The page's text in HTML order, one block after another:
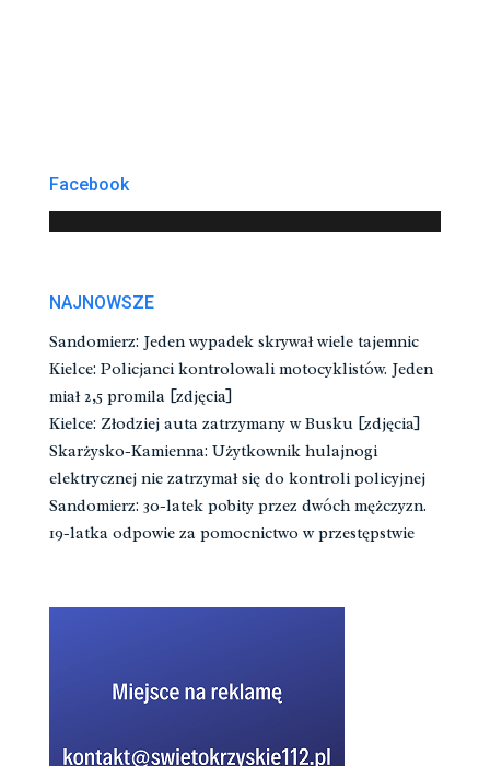
Facebook
NAJNOWSZE
Sandomierz: Jeden wypadek skrywał wiele tajemnic
Kielce: Policjanci kontrolowali motocyklistów. Jeden
miał 2,5 promila [zdjęcia]
Kielce: Złodziej auta zatrzymany w Busku [zdjęcia]
Skarżysko-Kamienna: Użytkownik hulajnogi
elektrycznej nie zatrzymał się do kontroli policyjnej
Sandomierz: 30-latek pobity przez dwóch mężczyzn.
19-latka odpowie za pomocnictwo w przestępstwie